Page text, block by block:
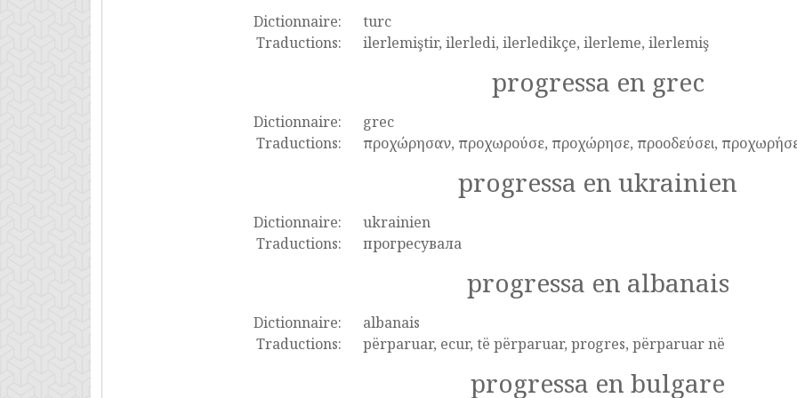
Dictionnaire:
turc
Traductions:
ilerlemiştir, ilerledi, ilerledikçe, ilerleme, ilerlemiş
progressa en grec
Dictionnaire:
grec
Traductions:
προχώρησαν, προχωρούσε, προχώρησε, προοδεύσει,
progressa en ukrainien
Dictionnaire:
ukrainien
Traductions:
прогресувала
progressa en albanais
Dictionnaire:
albanais
Traductions:
përparuar, ecur, të përparuar, progres, përparuar në
progressa en bulgare